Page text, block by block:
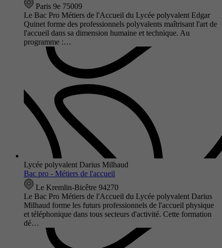
Paris 9e 75009
Le Bac Pro Métiers de l'Accueil du Lycée polyvalent Edgar
Quinet forme des professionnels polyvalents maîtrisant l'art de
l'accueil dans sa dimension humaine et technique. Au
programme :…
Lycée polyvalent Darius Milhaud
Bac pro - Métiers de l'accueil
Le Kremlin-Bicêtre 94270
Le Bac Pro Métiers de l'Accueil du Lycée polyvalent Darius
Milhaud forme les futurs professionnels de l'accueil physique
et téléphonique dans tous secteurs d'activité. Cette formation
dé…